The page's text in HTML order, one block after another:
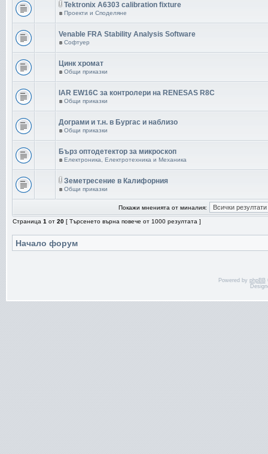
Tektronix A6303 calibration fixture
в Проекти и Споделяне
Venable FRA Stability Analysis Software
в Софтуер
Цинк хромат
в Общи приказки
IAR EW16C за контролери на RENESAS R8C
в Общи приказки
Дограми и т.н. в Бургас и наблизо
в Общи приказки
Бърз оптодетектор за микроскоп
в Електроника, Електротехника и Механика
Земетресение в Калифорния
в Общи приказки
Покажи мненията от миналия:
Страница 1 от 20 [ Търсенето върна повече от 1000 резултата ]
Начало форум
Powered by phpBB